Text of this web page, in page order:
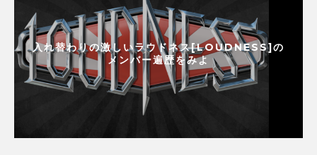
入れ替わりの激しいラウドネス[LOUDNESS]の
メンバー遍歴をみよ